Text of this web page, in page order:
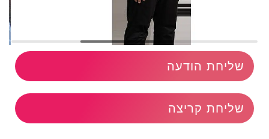
שליחת הודעה
שליחת קריצה